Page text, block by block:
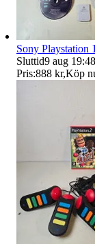
Sony Playstation
Sluttid9 aug 19:48
Pris:888 kr,Köp